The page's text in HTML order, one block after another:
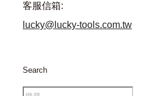
客服信箱:
lucky@lucky-tools.com.tw
Search